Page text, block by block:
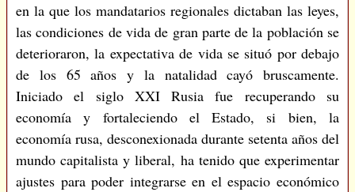
en la que los mandatarios regionales dictaban las leyes,
las condiciones de vida de gran parte de la población se
deterioraron, la expectativa de vida se situó por debajo
de los 65 años y la natalidad cayó bruscamente.
Iniciado el siglo XXI Rusia fue recuperando su
economía y fortaleciendo el Estado, si bien, la
economía rusa, desconexionada durante setenta años del
mundo capitalista y liberal, ha tenido que experimentar
ajustes para poder integrarse en el espacio económico